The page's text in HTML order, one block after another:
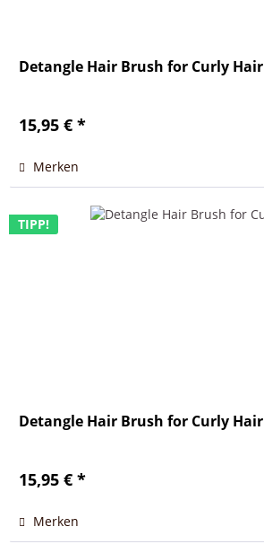
Detangle Hair Brush for Curly Hair
15,95 € *
Merken
TIPP!
Detangle Hair Brush for Curly Hair
15,95 € *
Merken